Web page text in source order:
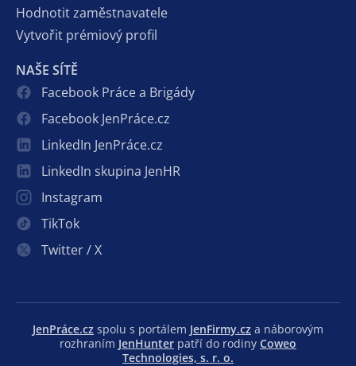
Hodnotit zaměstnavatele
Vytvořit prémiový profil
NAŠE SÍTĚ
Facebook Práce a Brigády
Facebook JenPráce.cz
LinkedIn JenPráce.cz
LinkedIn skupina JenHR
Instagram
TikTok
Twitter / X
JenPráce.cz spolu s portálem JenFirmy.cz a náborovým
rozhraním JenHunter patří do rodiny Coweo
Technologies, s. r. o.